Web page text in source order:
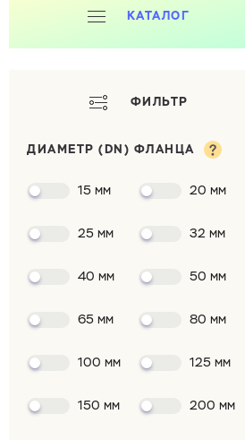
КАТАЛОГ
ФИЛЬТР
ДИАМЕТР (DN) ФЛАНЦА
15 мм 20 мм
25 мм 32 мм
40 мм 50 мм
65 мм 80 мм
100 мм 125 мм
150 мм 200 мм